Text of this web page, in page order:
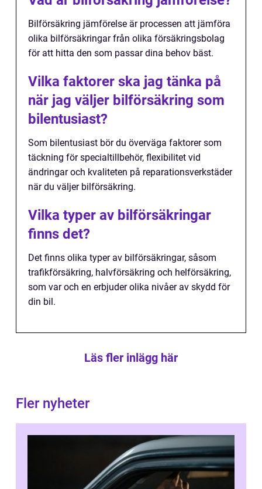
Bilförsäkring jämförelse är processen att jämföra
olika bilförsäkringar från olika försäkringsbolag
för att hitta den som passar dina behov bäst.
Vilka faktorer ska jag tänka på
när jag väljer bilförsäkring som
bilentusiast?
Som bilentusiast bör du överväga faktorer som
täckning för specialtillbehör, flexibilitet vid
ändringar och kvaliteten på reparationsverkstäder
när du väljer bilförsäkring.
Vilka typer av bilförsäkringar
finns det?
Det finns olika typer av bilförsäkringar, såsom
trafikförsäkring, halvförsäkring och helförsäkring,
som var och en erbjuder olika nivåer av skydd för
din bil.
Läs fler inlägg här
Fler nyheter